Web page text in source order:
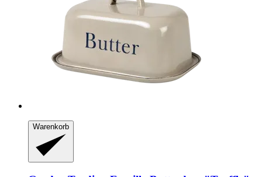
Warenkorb